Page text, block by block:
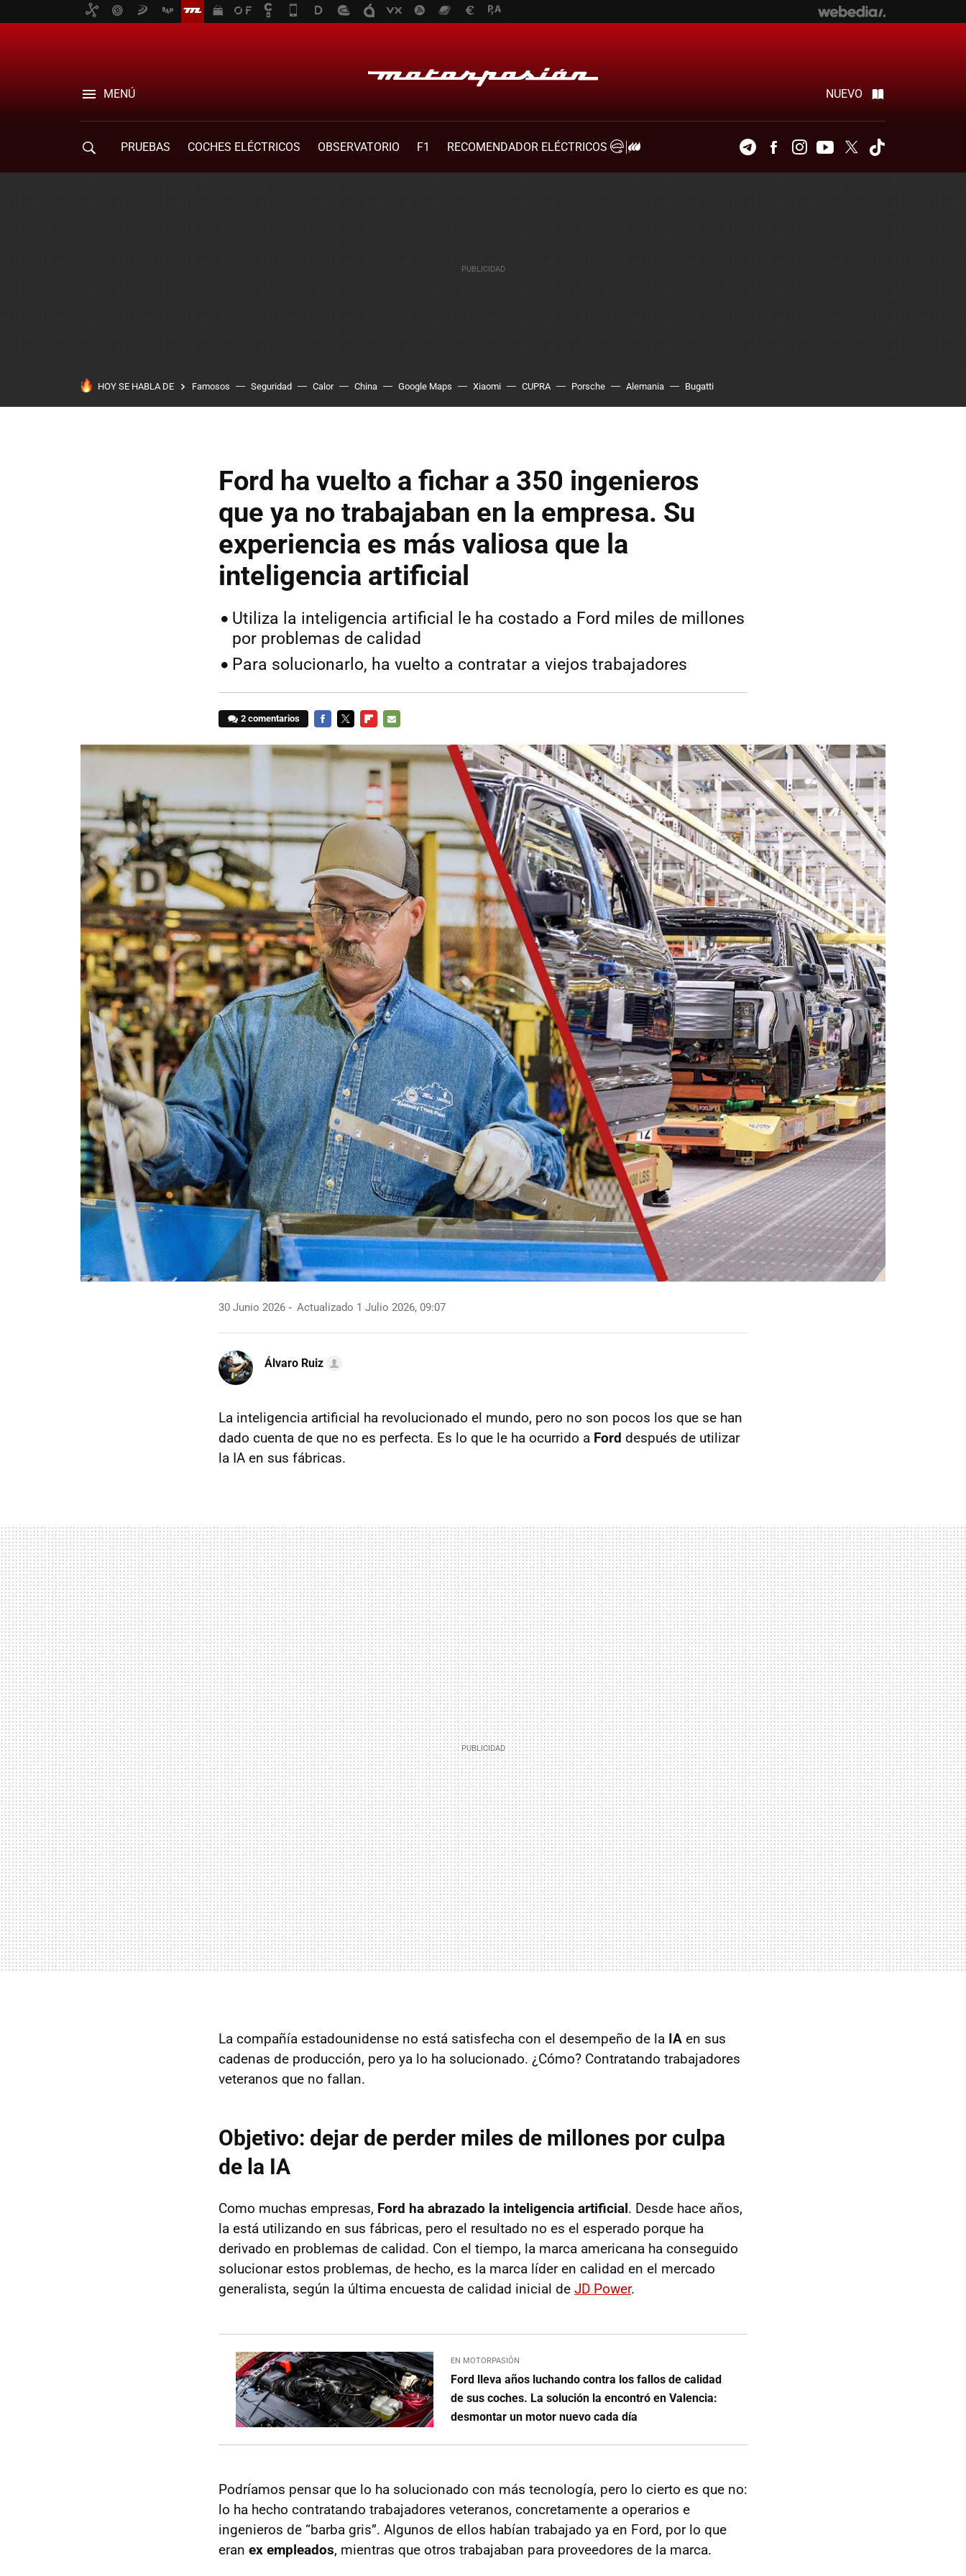
MENÚ NUEVO
PRUEBAS COCHES ELÉCTRICOS OBSERVATORIO F1
RECOMENDADOR ELÉCTRICOS
TelegramFacebookInstagramYoutubeTwitter
HOY SE HABLA DE Famosos Seguridad Calor China Google Maps Xiaomi CUPRA Porsche Alemania Bugatti
Ford ha vuelto a fichar a 350 ingenieros
que ya no trabajaban en la empresa. Su
experiencia es más valiosa que la
inteligencia artificial
Utiliza la inteligencia artificial le ha costado a Ford miles de millones
por problemas de calidad
Para solucionarlo, ha vuelto a contratar a viejos trabajadores
2 comentarios
MAIL
30 Junio 2026 Actualizado 1 Julio 2026, 09:07
Álvaro Ruiz
La inteligencia artificial ha revolucionado el mundo, pero no son pocos los que se han
dado cuenta de que no es perfecta. Es lo que le ha ocurrido a Ford después de utilizar
la IA en sus fábricas.
La compañía estadounidense no está satisfecha con el desempeño de la IA en sus
cadenas de producción, pero ya lo ha solucionado. ¿Cómo? Contratando trabajadores
veteranos que no fallan.
Objetivo: dejar de perder miles de millones por culpa
de la IA
Como muchas empresas, Ford ha abrazado la inteligencia artificial. Desde hace años,
la está utilizando en sus fábricas, pero el resultado no es el esperado porque ha
derivado en problemas de calidad. Con el tiempo, la marca americana ha conseguido
solucionar estos problemas, de hecho, es la marca líder en calidad en el mercado
generalista, según la última encuesta de calidad inicial de JD Power.
EN MOTORPASIÓN
Ford lleva años luchando contra los fallos de calidad
de sus coches. La solución la encontró en Valencia:
desmontar un motor nuevo cada día
Podríamos pensar que lo ha solucionado con más tecnología, pero lo cierto es que no:
lo ha hecho contratando trabajadores veteranos, concretamente a operarios e
ingenieros de “barba gris”. Algunos de ellos habían trabajado ya en Ford, por lo que
eran ex empleados, mientras que otros trabajaban para proveedores de la marca.